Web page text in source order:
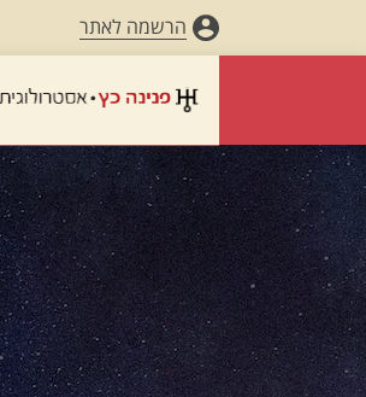
הרשמה לאתר